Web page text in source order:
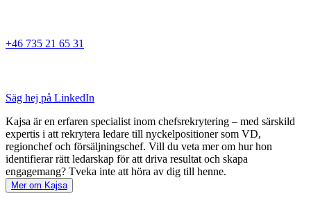
+46 735 21 65 31
Säg hej på LinkedIn
Kajsa är en erfaren specialist inom chefsrekrytering – med särskild
expertis i att rekrytera ledare till nyckelpositioner som VD,
regionchef och försäljningschef. Vill du veta mer om hur hon
identifierar rätt ledarskap för att driva resultat och skapa
engagemang? Tveka inte att höra av dig till henne.
Mer om Kajsa